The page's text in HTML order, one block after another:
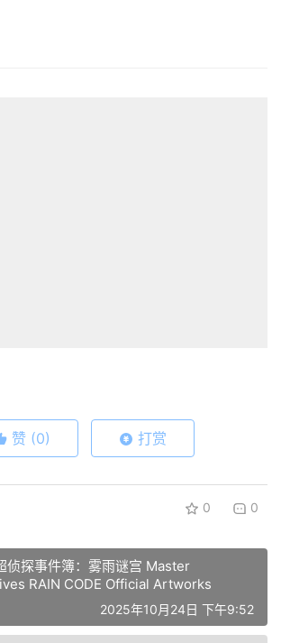
赞 (0) 打赏
0 0
侦探事件簿：雾雨谜宫 Master
RAIN CODE Official Artworks
2025年10月24日 下午9:52